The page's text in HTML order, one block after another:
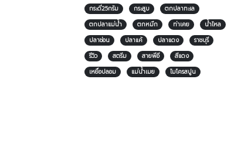
กระดี่25กรัม
กระสูบ
ตกปลาทะเล
ตกปลาแม่น้ำ
ตกหมึก ท่าเคย
น้ำไหล
ปลาช่อน
ปลาแค้ ปลาแดง
ราชบุรี
รีวิว
สตรีม สายพีอี
สีแดง
เหยื่อปลอม
แม่น้ำเมย ไมโครสปูน